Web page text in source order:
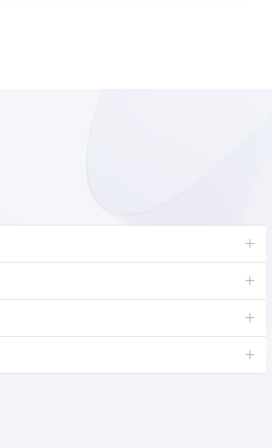
ꄶ
ꄶ
ꄶ
ꄶ